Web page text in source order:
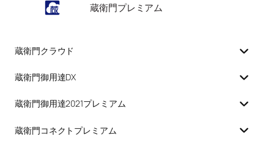
蔵衛門プレミアム
蔵衛門クラウド
蔵衛門御用達DX
蔵衛門御用達2021プレミアム
蔵衛門コネクトプレミアム